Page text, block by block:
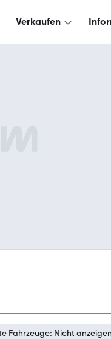
Verkaufen
Fahrzeuge: Nicht anzeigen